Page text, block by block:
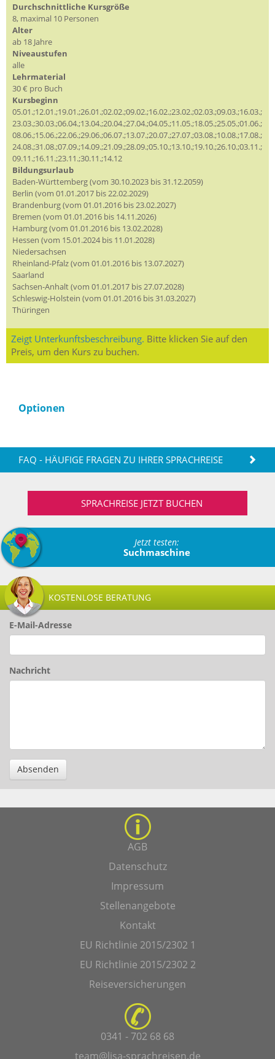
Durchschnittliche Kursgröße
8, maximal 10 Personen
Alter
ab 18 Jahre
Niveaustufen
alle
Lehrmaterial
30 € pro Buch
Kursbeginn
05.01.;12.01.;19.01.;26.01.;02.02.;09.02.;16.02.;23.02.;02.03.;09.03.;16.03.;
23.03.;30.03.;06.04.;13.04.;20.04.;27.04.;04.05.;11.05.;18.05.;25.05.;01.06.;
08.06.;15.06.;22.06.;29.06.;06.07.;13.07.;20.07.;27.07.;03.08.;10.08.;17.08.;
24.08.;31.08.;07.09.;14.09.;21.09.;28.09.;05.10.;13.10.;19.10.;26.10.;03.11.;
09.11.;16.11.;23.11.;30.11.;14.12
Bildungsurlaub
Baden-Württemberg (vom 30.10.2023 bis 31.12.2059)
Berlin (vom 01.01.2017 bis 22.02.2029)
Brandenburg (vom 01.01.2016 bis 23.02.2027)
Bremen (vom 01.01.2016 bis 14.11.2026)
Hamburg (vom 01.01.2016 bis 13.02.2028)
Hessen (vom 15.01.2024 bis 11.01.2028)
Niedersachsen
Rheinland-Pfalz (vom 01.01.2016 bis 13.07.2027)
Saarland
Sachsen-Anhalt (vom 01.01.2017 bis 27.07.2028)
Schleswig-Holstein (vom 01.01.2016 bis 31.03.2027)
Thüringen
Zeigt Unterkunftsbeschreibung. Bitte klicken Sie auf den
Preis, um den Kurs zu buchen.
Optionen
FAQ - HÄUFIGE FRAGEN ZU IHRER SPRACHREISE
SPRACHREISE JETZT BUCHEN
Jetzt testen:
Suchmaschine
KOSTENLOSE BERATUNG
E-Mail-Adresse
Nachricht
Absenden
AGB
Datenschutz
Impressum
Stellenangebote
Kontakt
EU Richtlinie 2015/2302 1
EU Richtlinie 2015/2302 2
Reiseversicherungen
0341 - 702 68 68
team@lisa-sprachreisen.de